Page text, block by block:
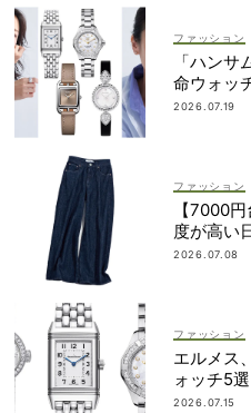
ファッション
「ハン
命ウォッ
ンド19選
2026.07.19
ファッション
【7000
度が高い
選
2026.07.08
ファッション
エルメス
ォッチ5
本」の選
2026.07.15